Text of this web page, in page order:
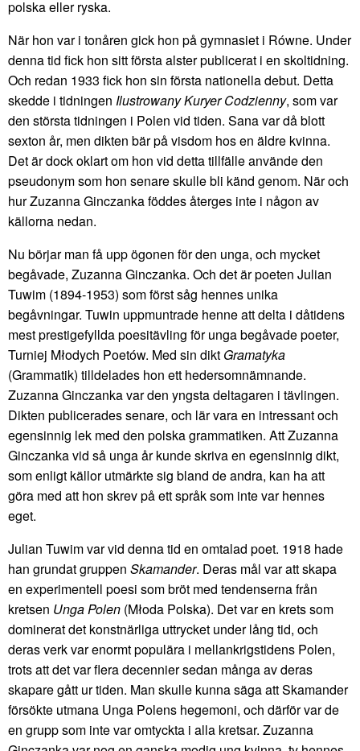
polska eller ryska.
När hon var i tonåren gick hon på gymnasiet i Równe. Under
denna tid fick hon sitt första alster publicerat i en skoltidning.
Och redan 1933 fick hon sin första nationella debut. Detta
skedde i tidningen Ilustrowany Kuryer Codzienny, som var
den största tidningen i Polen vid tiden. Sana var då blott
sexton år, men dikten bär på visdom hos en äldre kvinna.
Det är dock oklart om hon vid detta tillfälle använde den
pseudonym som hon senare skulle bli känd genom. När och
hur Zuzanna Ginczanka föddes återges inte i någon av
källorna nedan.
Nu börjar man få upp ögonen för den unga, och mycket
begåvade, Zuzanna Ginczanka. Och det är poeten Julian
Tuwim (1894-1953) som först såg hennes unika
begåvningar. Tuwin uppmuntrade henne att delta i dåtidens
mest prestigefyllda poesitävling för unga begåvade poeter,
Turniej Młodych Poetów. Med sin dikt Gramatyka
(Grammatik) tilldelades hon ett hedersomnämnande.
Zuzanna Ginczanka var den yngsta deltagaren i tävlingen.
Dikten publicerades senare, och lär vara en intressant och
egensinnig lek med den polska grammatiken. Att Zuzanna
Ginczanka vid så unga år kunde skriva en egensinnig dikt,
som enligt källor utmärkte sig bland de andra, kan ha att
göra med att hon skrev på ett språk som inte var hennes
eget.
Julian Tuwim var vid denna tid en omtalad poet. 1918 hade
han grundat gruppen Skamander. Deras mål var att skapa
en experimentell poesi som bröt med tendenserna från
kretsen Unga Polen (Młoda Polska). Det var en krets som
dominerat det konstnärliga uttrycket under lång tid, och
deras verk var enormt populära i mellankrigstidens Polen,
trots att det var flera decennier sedan många av deras
skapare gått ur tiden. Man skulle kunna säga att Skamander
försökte utmana Unga Polens hegemoni, och därför var de
en grupp som inte var omtyckta i alla kretsar. Zuzanna